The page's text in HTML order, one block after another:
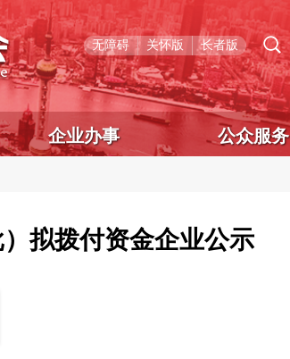
无障碍 关怀版 长者版
企业办事 公众服务
拟拨付资金企业公示